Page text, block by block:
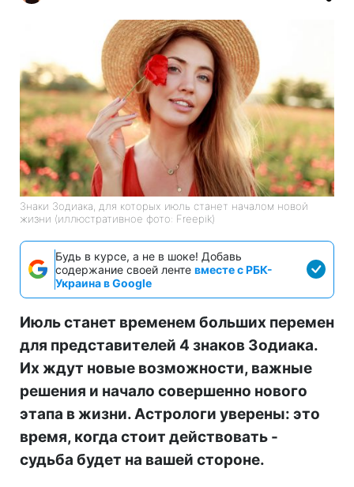
Знаки Зодиака, для которых июль станет началом новой
жизни (иллюстративное фото: Freepik)
Будь в курсе, а не в шоке! Добавь
содержание своей ленте вместе с РБК-
Украина в Google
Июль станет временем больших перемен
для представителей 4 знаков Зодиака.
Их ждут новые возможности, важные
решения и начало совершенно нового
этапа в жизни. Астрологи уверены: это
время, когда стоит действовать -
судьба будет на вашей стороне.